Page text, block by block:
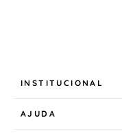
INSTITUCIONAL
AJUDA